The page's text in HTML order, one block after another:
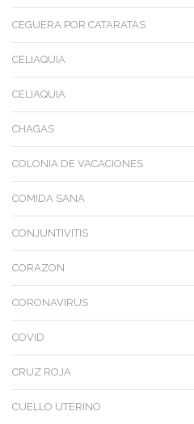
CEGUERA POR CATARATAS
CELIAQUIA
CELIAQUIA
CHAGAS
COLONIA DE VACACIONES
COMIDA SANA
CONJUNTIVITIS
CORAZON
CORONAVIRUS
COVID
CRUZ ROJA
CUELLO UTERINO